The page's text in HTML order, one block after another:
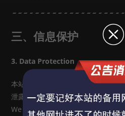
三、信息保护
3. Data Protection
本站将采取合理的技术措施保护您
泄露、篡改。
We implement reasonable